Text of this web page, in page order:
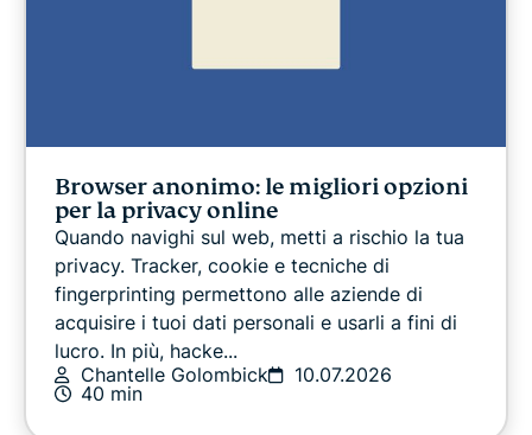
Browser anonimo: le migliori opzioni
per la privacy online
Quando navighi sul web, metti a rischio la tua
privacy. Tracker, cookie e tecniche di
fingerprinting permettono alle aziende di
acquisire i tuoi dati personali e usarli a fini di
lucro. In più, hacke...
Chantelle Golombick
10.07.2026
40 min